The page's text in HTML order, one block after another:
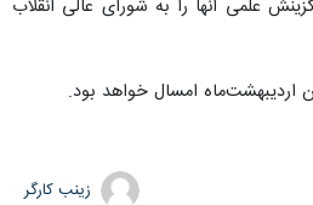
علمی آنها را به شورای عالی انقلاب
اردیبهشت‌ماه امسال خواهد بود.
زینب کارگر